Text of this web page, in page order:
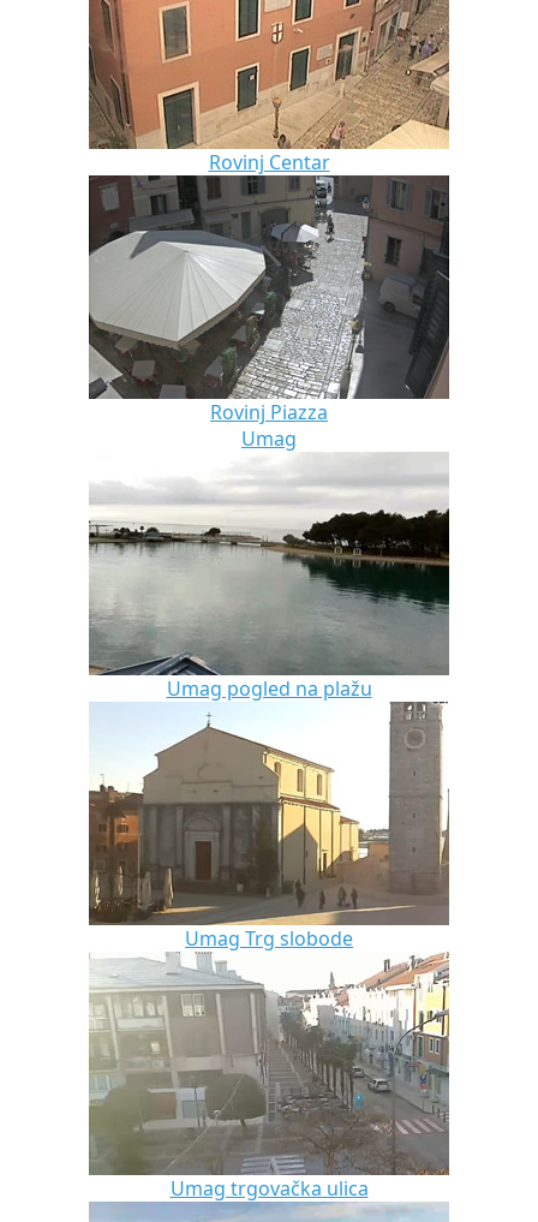
Rovinj Centar
Rovinj Piazza
Umag
Umag pogled na plažu
Umag Trg slobode
Umag trgovačka ulica